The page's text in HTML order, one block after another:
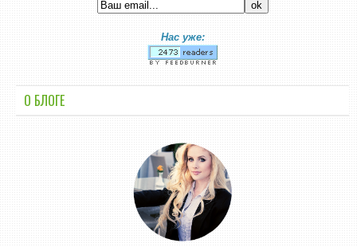
Нас уже:
О БЛОГЕ